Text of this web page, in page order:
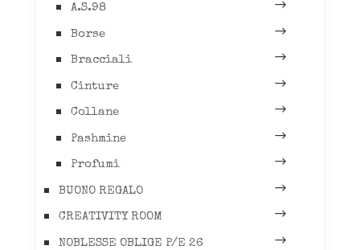
A.S.98
Borse
Bracciali
Cinture
Collane
Pashmine
Profumi
BUONO REGALO
CREATIVITY ROOM
NOBLESSE OBLIGE P/E 26